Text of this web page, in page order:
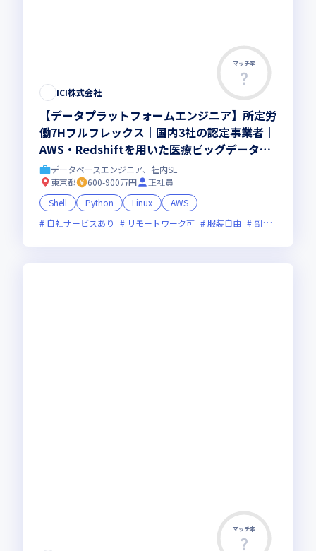
マッチ率
ICI株式会社
【データプラットフォームエンジニア】所定労
働7Hフルフレックス｜国内3社の認定事業者｜
AWS・Redshiftを用いた医療ビッグデータ基
盤の0→1構築
データベースエンジニア、社内SE
東京都
600-900万円
正社員
Shell
Python Linux
AWS
自社サービスあり
リモートワーク可 服装自由 副業可
マッチ率